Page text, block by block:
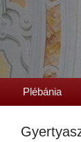
Plébánia